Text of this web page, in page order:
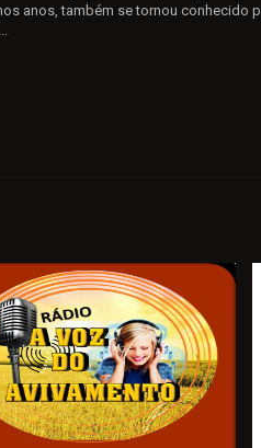
anos, também se tornou conhecido